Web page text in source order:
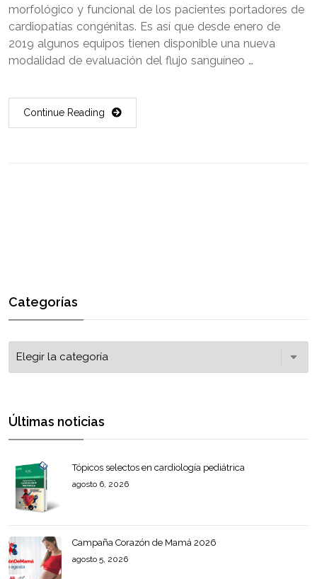
morfológico y funcional de los pacientes portadores de
cardiopatías congénitas. Es así que desde enero de
2019 algunos equipos tienen disponible una nueva
modalidad de evaluación del flujo sanguíneo …
Continue Reading
Categorías
Últimas noticias
Tópicos selectos en cardiología pediátrica
agosto 6, 2026
Campaña Corazón de Mamá 2026
agosto 5, 2026